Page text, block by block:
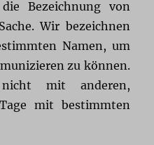
Bezeichnung von
Wir bezeichnen
Namen, um
zu können.
mit anderen,
mit bestimmten